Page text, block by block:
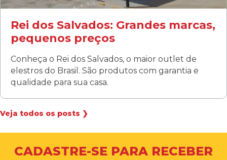
(41) 99249-4620
Rei dos Salvados: Grandes marcas,
pequenos preços
Conheça o Rei dos Salvados, o maior outlet de
elestros do Brasil. São produtos com garantia e
qualidade para sua casa.
Veja todos os posts ❯
CADASTRE-SE PARA RECEBER